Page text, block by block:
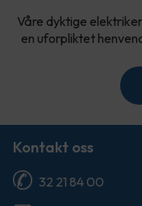
Våre dyktige
en uforpliktet
Kontakt oss
32 21 84 00